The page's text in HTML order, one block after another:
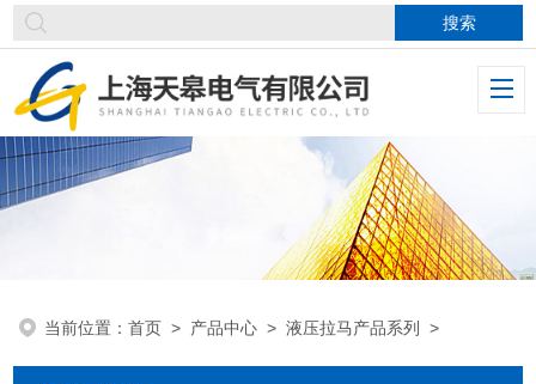
当前位置：首页 > 产品中心 >液压拉马产品系列 >